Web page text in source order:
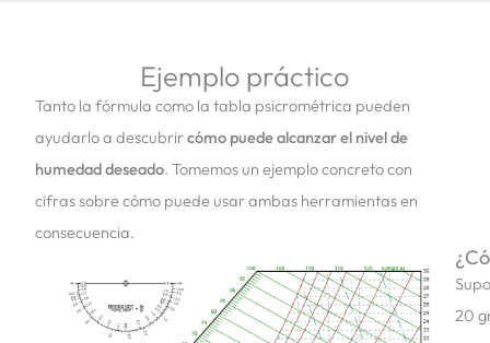
Ejemplo práctico
Tanto la fórmula como la tabla psicrométrica pueden
ayudarlo a descubrircómo puede alcanzar el nivel de
humedad deseado. Tomemos un ejemplo concreto con
cifras sobre cómo puede usar ambas herramientas en
consecuencia.
20